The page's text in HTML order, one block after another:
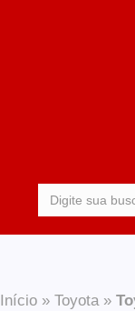
Início » Toyota»